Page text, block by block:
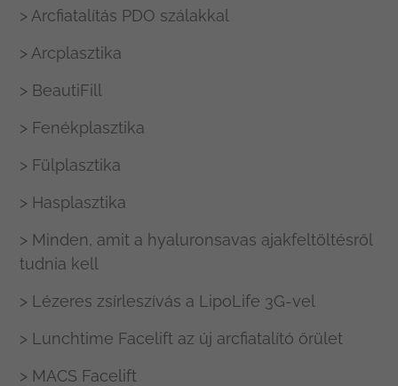
> Arcfiatalítás PDO szálakkal
> Arcplasztika
> BeautiFill
> Fenékplasztika
> Fülplasztika
> Hasplasztika
> Minden, amit a hyaluronsavas ajakfeltöltésről
tudnia kell
> Lézeres zsírleszívás a LipoLife 3G-vel
> Lunchtime Facelift az új arcfiatalító őrület
> MACS Facelift